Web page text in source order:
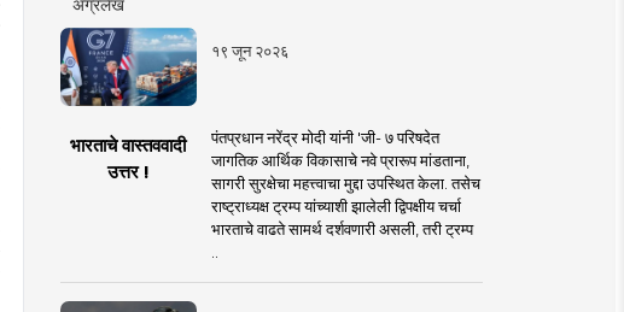
१९ जून २०२६
भारताचे वास्तववादी
उत्तर !
पंतप्रधान नरेंद्र मोदी यांनी 'जी- ७ परिषदेत
जागतिक आर्थिक विकासाचे नवे प्रारूप मांडताना,
सागरी सुरक्षेचा महत्त्वाचा मुद्दा उपस्थित केला. तसेच
राष्ट्राध्यक्ष ट्रम्प यांच्याशी झालेली द्विपक्षीय चर्चा
भारताचे वाढते सामर्थ दर्शवणारी असली, तरी ट्रम्प